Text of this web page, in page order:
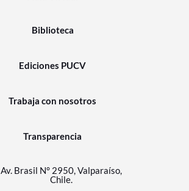
Biblioteca
Ediciones PUCV
Trabaja con nosotros
Transparencia
Av. Brasil N° 2950, Valparaíso,
Chile.